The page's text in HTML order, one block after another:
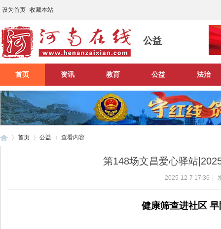
设为首页 收藏本站
公益
首页 资讯 教育 公益 法治
首页 公益 查看内容
第148场文昌爱心驿站
2025-12-7 17:36
健康筛查进社区 早